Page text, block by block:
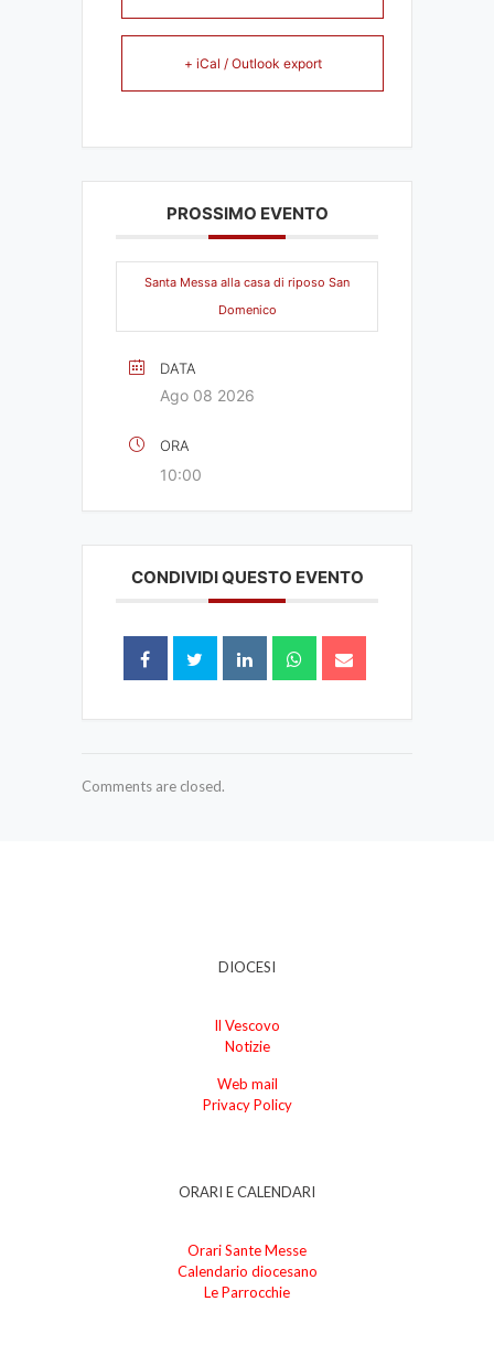
+ iCal / Outlook export
PROSSIMO EVENTO
Santa Messa alla casa di riposo San
Domenico
DATA
Ago 08 2026
ORA
10:00
CONDIVIDI QUESTO EVENTO
Comments are closed.
DIOCESI
Il Vescovo
Notizie
Web mail
Privacy Policy
ORARI E CALENDARI
Orari Sante Messe
Calendario diocesano
Le Parrocchie